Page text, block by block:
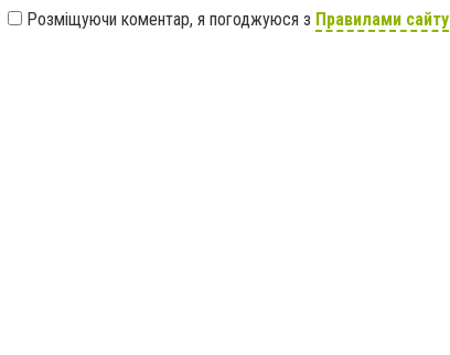
Розміщуючи коментар, я погоджуюся з Правилами сайту